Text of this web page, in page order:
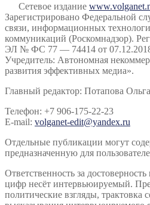
Сетевое издание
Зарегистрировано Федеральной
связи, информационных
коммуникаций (Роскомнадзор).
ЭЛ № ФС 77 — 74414 от
Учредитель: Автономная
развития эффективных медиа».
Главный редактор: Потапова
Телефон: +7 906-175-22-23
E-mail: volganet-edit@yandex.ru
Отдельные публикации могут
предназначенную для
Ответственность за
цифр несёт интервьюируемый.
политические взгляды, трактовка